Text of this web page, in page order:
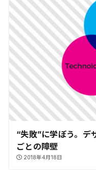
“失敗”に学ぼう。デ
ごとの障壁
2018年4月18日